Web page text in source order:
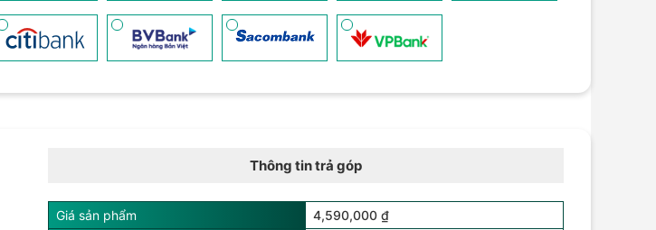
Thông tin trả góp
Giá sản phẩm
4,590,000 ₫